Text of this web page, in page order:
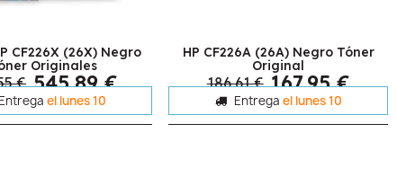
CF226X (26X) Negro
Originales
€ 545,89 €
Entregael lunes 10
HP CF226A (26A) Negro Tóner
Original
186,61 € 167,95 €
Entrega el lunes 10